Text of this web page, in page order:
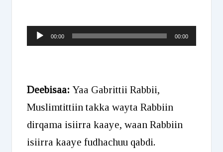
Audio00:00 00:00
Deebisaa: Yaa Gabrittii Rabbii,
Muslimtittiin takka wayta Rabbiin
dirqama isiirra kaaye, waan Rabbiin
isiirra kaaye fudhachuu qabdi.